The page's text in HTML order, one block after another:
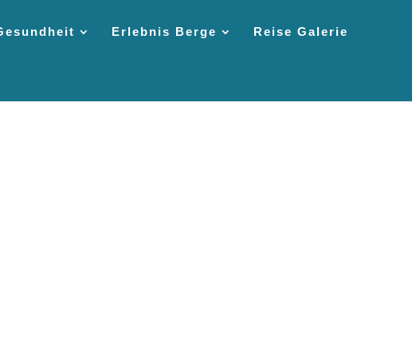
Erlebnis Berge Reise Galerie